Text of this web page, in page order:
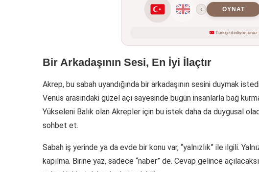
‹ OYNAT
Türkçe dinliyorsunuz
Bir Arkadaşının Sesi, En İyi İlaçtır
Akrep, bu sabah uyandığında bir arkadaşının sesini duymak
Venüs arasındaki güzel açı sayesinde bugün insanlarla bağ
Yükseleni Balık olan Akrepler için bu istek daha da duygusal
sohbet et.
Sabah iş yerinde ya da evde bir konu var, “yalnızlık” ile ilgili.
kapılma. Birine yaz, sadece “naber” de. Cevap gelince